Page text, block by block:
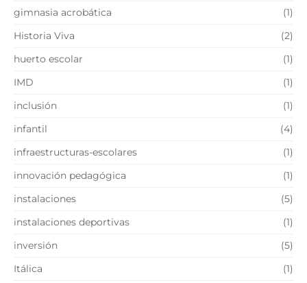
gimnasia acrobática
(1)
Historia Viva
(2)
huerto escolar
(1)
IMD
(1)
inclusión
(1)
infantil
(4)
infraestructuras-escolares
(1)
innovación pedagógica
(1)
instalaciones
(5)
instalaciones deportivas
(1)
inversión
(5)
Itálica
(1)